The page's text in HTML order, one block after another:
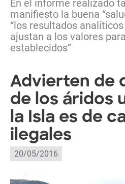
En el informe realizado
manifiesto la buena
“los resultados
ajustan a los valores
establecidos”
Advierten de
de los áridos
la Isla es de
ilegales
20/05/2016